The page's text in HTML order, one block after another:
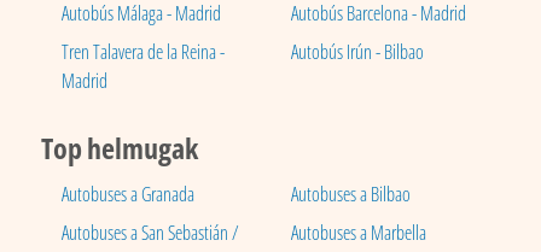
Autobús Málaga - Madrid
Autobús Barcelona - Madrid
Tren Talavera de la Reina -
Madrid
Autobús Irún - Bilbao
Top helmugak
Autobuses a Granada
Autobuses a Bilbao
Autobuses a San Sebastián /
Autobuses a Marbella